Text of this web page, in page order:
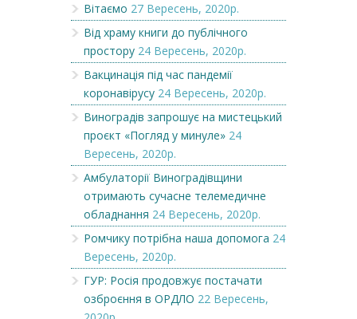
Вітаємо 27 Вересень, 2020р.
Від храму книги до публічного
простору 24 Вересень, 2020р.
Вакцинація під час пандемії
коронавірусу 24 Вересень, 2020р.
Виноградів запрошує на мистецький
проєкт «Погляд у минуле» 24
Вересень, 2020р.
Амбулаторії Виноградівщини
отримають сучасне телемедичне
обладнання 24 Вересень, 2020р.
Ромчику потрібна наша допомога 24
Вересень, 2020р.
ГУР: Росія продовжує постачати
озброєння в ОРДЛО 22 Вересень,